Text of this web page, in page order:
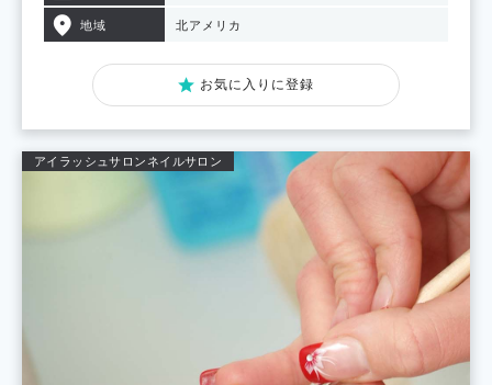
地域 北アメリカ
お気に入りに登録
アイラッシュサロン ネイルサロン